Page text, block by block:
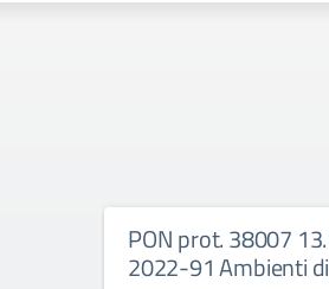
PON prot. 38007
2022-91 Ambienti